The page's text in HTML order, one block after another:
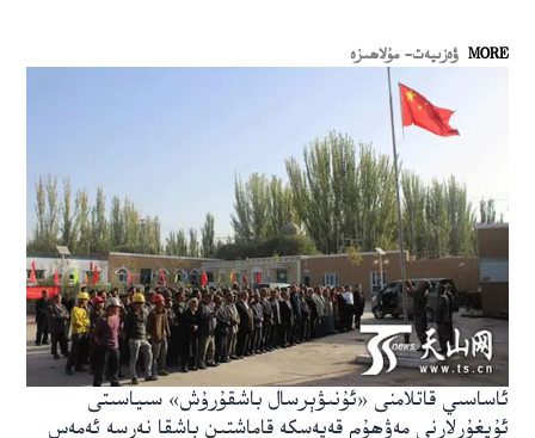
MORE ۋەزىيەت- مۇلاھىزە
ئاساسىي قاتلامنى «ئۇنىۋېرسال باشقۇرۇش» سىياسىتى
ئۇيغۇرلارنى مەۋھۇم قەپەسكە قاماشتىن باشقا نەرسە ئەمەس